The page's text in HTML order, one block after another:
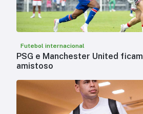
Futebol internacional
PSG e Manchester United
amistoso